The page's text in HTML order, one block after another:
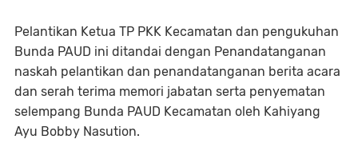
Pelantikan Ketua TP PKK Kecamatan dan pengukuhan
Bunda PAUD ini ditandai dengan Penandatanganan
naskah pelantikan dan penandatanganan berita acara
dan serah terima memori jabatan serta penyematan
selempang Bunda PAUD Kecamatan oleh Kahiyang
Ayu Bobby Nasution.